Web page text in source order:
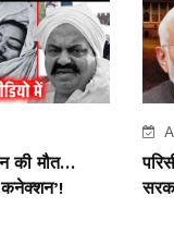
की मौत…